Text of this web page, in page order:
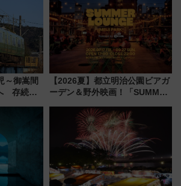
～御嵩間
存続協
【2026夏】都立明治公園ビアガ
ーデン＆野外映画！「SUMMER
ケジュール 夜風とビール、映画
を満喫！